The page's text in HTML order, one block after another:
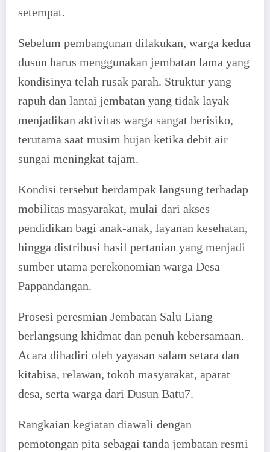
setempat.
Sebelum pembangunan dilakukan, warga kedua
dusun harus menggunakan jembatan lama yang
kondisinya telah rusak parah. Struktur yang
rapuh dan lantai jembatan yang tidak layak
menjadikan aktivitas warga sangat berisiko,
terutama saat musim hujan ketika debit air
sungai meningkat tajam.
Kondisi tersebut berdampak langsung terhadap
mobilitas masyarakat, mulai dari akses
pendidikan bagi anak-anak, layanan kesehatan,
hingga distribusi hasil pertanian yang menjadi
sumber utama perekonomian warga Desa
Pappandangan.
Prosesi peresmian Jembatan Salu Liang
berlangsung khidmat dan penuh kebersamaan.
Acara dihadiri oleh yayasan salam setara dan
kitabisa, relawan, tokoh masyarakat, aparat
desa, serta warga dari Dusun Batu7.
Rangkaian kegiatan diawali dengan
pemotongan pita sebagai tanda jembatan resmi